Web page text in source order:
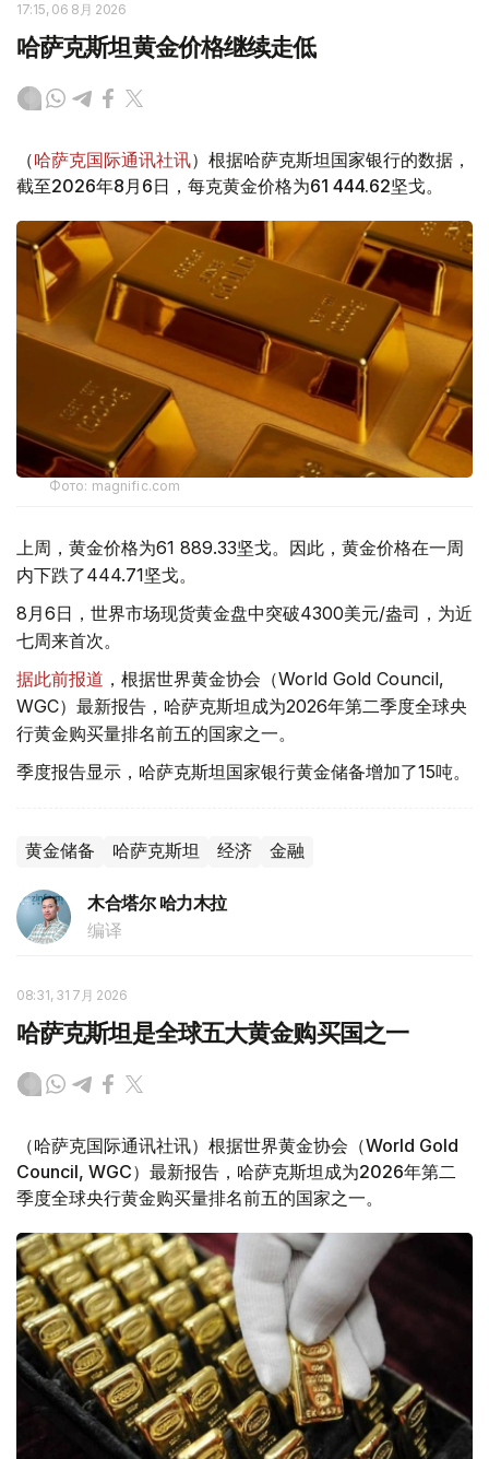
17:15, 06 8月 2026
哈萨克斯坦黄金价格继续走低
（哈萨克国际通讯社讯）根据哈萨克斯坦国家银行的数据，
截至2026年8月6日，每克黄金价格为61 444.62坚戈。
Фото: magnific.com
上周，黄金价格为61 889.33坚戈。因此，黄金价格在一周
内下跌了444.71坚戈。
8月6日，世界市场现货黄金盘中突破4300美元/盎司，为近
七周来首次。
据此前报道 ，根据世界黄金协会（World Gold Council,
WGC）最新报告，哈萨克斯坦成为2026年第二季度全球央
行黄金购买量排名前五的国家之一。
季度报告显示，哈萨克斯坦国家银行黄金储备增加了15吨。
黄金储备 哈萨克斯坦 经济 金融
木合塔尔 哈力木拉
编译
08:31, 31 7月 2026
哈萨克斯坦是全球五大黄金购买国之一
（哈萨克国际通讯社讯）根据世界黄金协会（World Gold
Council, WGC）最新报告，哈萨克斯坦成为2026年第二
季度全球央行黄金购买量排名前五的国家之一。